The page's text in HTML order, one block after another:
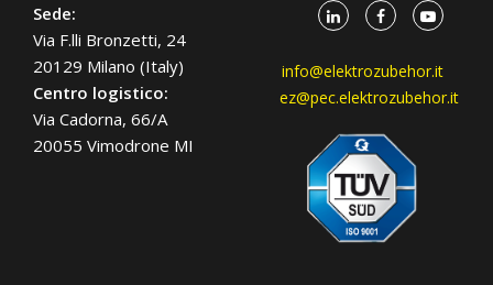
Sede:
Via F.lli Bronzetti, 24
20129 Milano (Italy)
Centro logistico:
Via Cadorna, 66/A
20055 Vimodrone MI
info@elektrozubehor.it
ez@pec.elektrozubehor.it